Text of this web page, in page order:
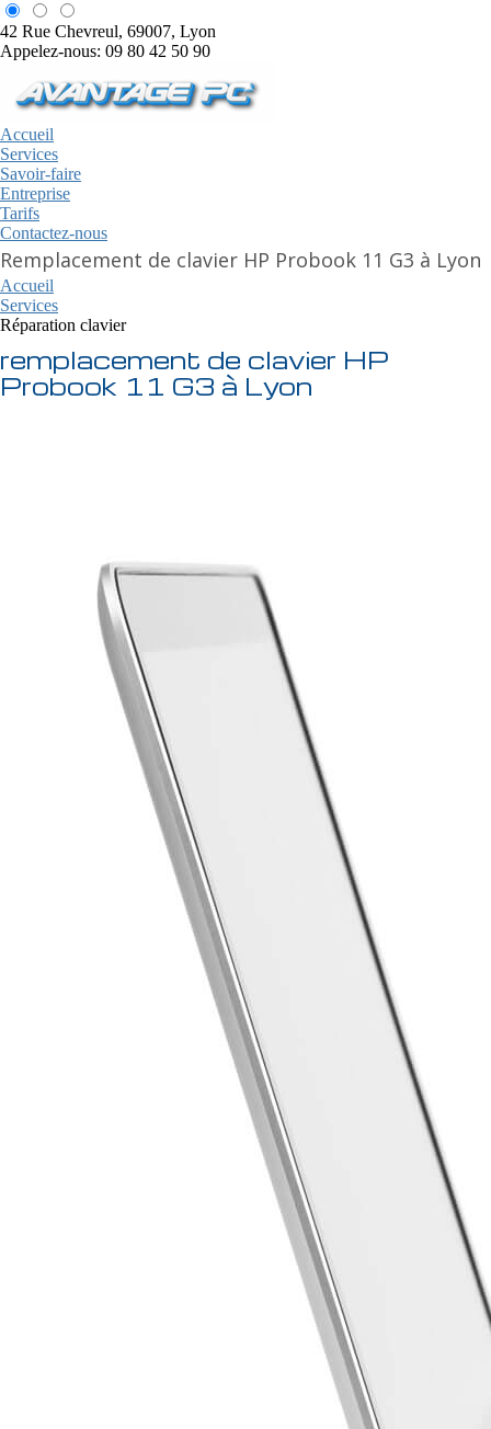
42 Rue Chevreul, 69007, Lyon
Appelez-nous: 09 80 42 50 90
Accueil
Services
Savoir-faire
Entreprise
Tarifs
Contactez-nous
Remplacement de clavier HP Probook 11 G3 à Lyon
Accueil
Services
Réparation clavier
remplacement de clavier HP
Probook 11 G3 à Lyon